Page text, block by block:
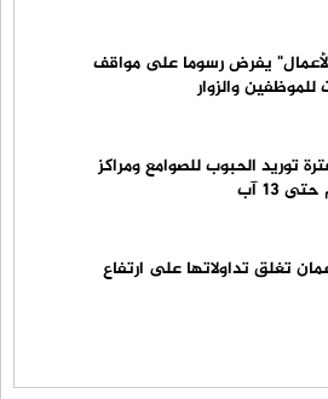
يفرض رسوما على مواقف
للموظفين والزوار
توريد الحبوب للصوامع ومراكز
13 آب
تغلق تداولاتها على ارتفاع